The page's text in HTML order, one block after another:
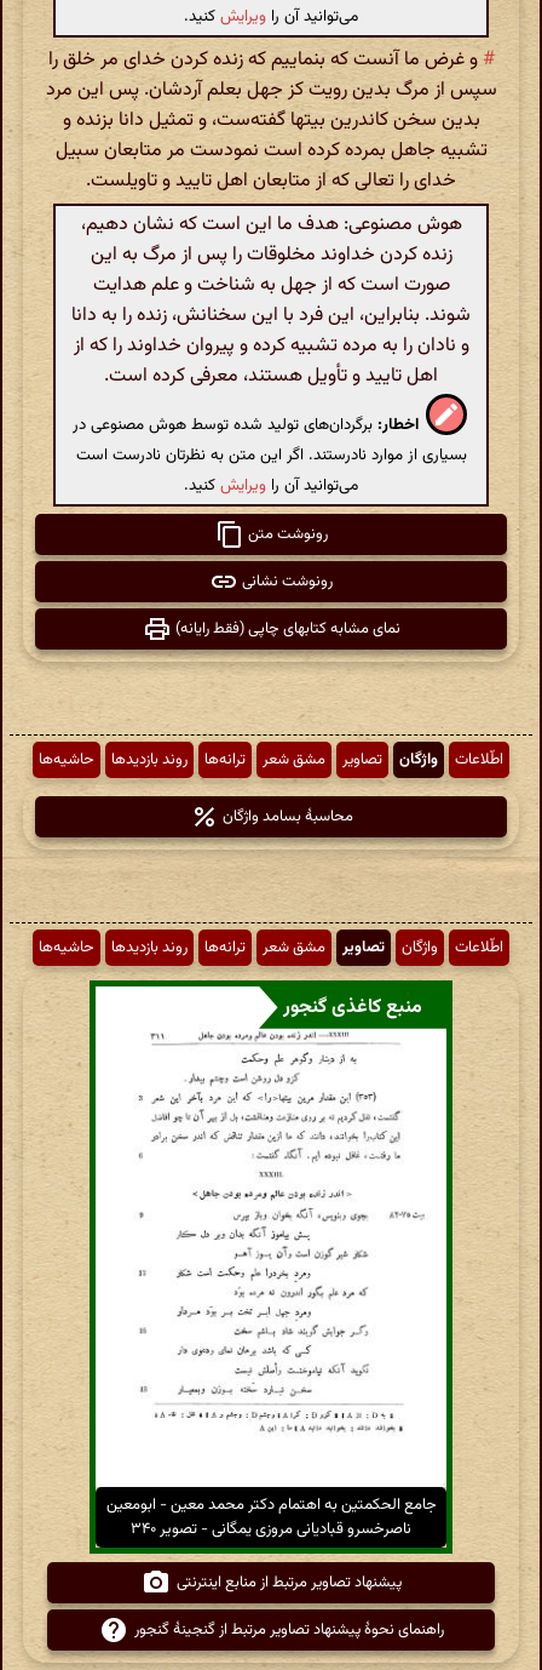
می‌توانید آن را ویرایشکنید.
# و غرض ما آنست که بنماییم که زنده کردن خدای مر خلق را
سپس از مرگ بدین رویت کز جهل بعلم آردشان. پس این مرد
بدین سخن کاندرین بیتها گفته‌ست، و تمثیل دانا بزنده و
تشبیه جاهل بمرده کرده است نمودست مر متابعان سبیل
خدای را تعالی که از متابعان اهل تایید و تاویلست.
هوش مصنوعی: هدف ما این است که نشان دهیم،
زنده کردن خداوند مخلوقات را پس از مرگ به این
صورت است که از جهل به شناخت و علم هدایت
شوند. بنابراین، این فرد با این سخنانش، زنده را به دانا
و نادان را به مرده تشبیه کرده و پیروان خداوند را که از
اهل تایید و تأویل هستند، معرفی کرده است.
اخطار: برگردان‌های تولید شده توسط هوش مصنوعی در
بسیاری از موارد نادرستند. اگر این متن به نظرتان نادرست است
می‌توانید آن را ویرایشکنید.
رونوشت متن
رونوشت نشانی
نمای مشابه کتابهای چاپی (فقط رایانه)
اطّلاعات واژگان تصاویر مشق شعر ترانه‌ها روند بازدیدها حاشیه‌ها
محاسبهٔ بسامد واژگان
اطّلاعات واژگان تصاویر مشق شعر ترانه‌ها روند بازدیدها حاشیه‌ها
منبع کاغذی گنجور
جامع الحکمتین به اهتمام دکتر محمد معین - ابومعین
ناصرخسرو قبادیانی مروزی یمگانی - تصویر ۳۴۰
پیشنهاد تصاویر مرتبط از منابع اینترنتی
راهنمای نحوهٔ پیشنهاد تصاویر مرتبط از گنجینهٔ گنجور